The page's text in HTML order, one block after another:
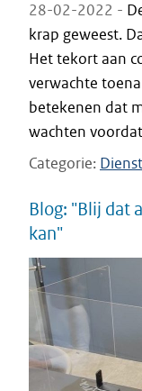
28-02-2022 -
krap geweest.
Het tekort aan
verwachte
betekenen dat
wachten
Categorie
Blog: "Blij dat
kan"